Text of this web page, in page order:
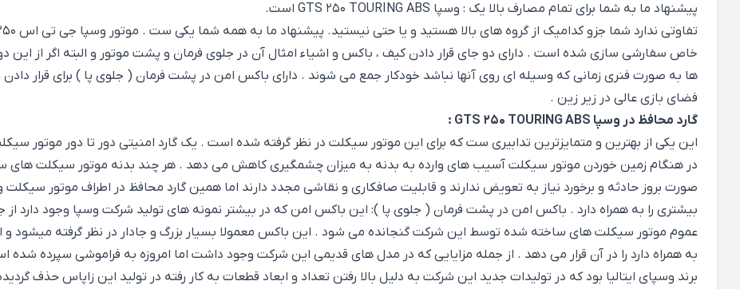
پیشنهاد ما به شما برای تمام مصارف بالا یک : وسپا GTS 250 TOURING ABS است.
خاص سفارشی سازی شده است . دارای دو جای قرار دادن کیف ، باکس و اشیاء امثال آن در جلوی فرمان و پشت موتور و البته اگر از
ها به صورت فنری زمانی که وسیله ای روی آنها نباشد خودکار جمع می شوند . دارای باکس امن در پشت فرمان ( جلوی پا ) برای قرار
فضای بازی عالی در زیر زین .
گارد محافظ در وسپا GTS 250 TOURING ABS :
این یکی از بهترین و متمایزترین تدابیری ست که برای این موتور سیکلت در نظر گرفته شده است . یک گارد امنیتی دور تا دور موتور
در هنگام زمین خوردن موتور سیکلت آسیب های وارده به بدنه به میزان چشمگیری کاهش می دهد . هر چند بدنه موتور سیکلت های
بیشتری را به همراه دارد . باکس امن در پشت فرمان ( جلوی پا ): این باکس امن که در بیشتر نمونه های تولید شرکت وسپا وجود
عموم موتور سیکلت های ساخته شده توسط این شرکت گنجانده می شود . این باکس معمولا بسیار بزرگ و جادار در نظر گرفته میشود و
به همراه دارد را در آن قرار می دهد . از جمله مزایایی که در مدل های قدیمی این شرکت وجود داشت اما امروزه به فراموشی سپرده
برند وسپای ایتالیا بود که در تولیدات جدید این شرکت به دلیل بالا رفتن تعداد و ابعاد قطعات به کار رفته در تولید این زاپاس حذف